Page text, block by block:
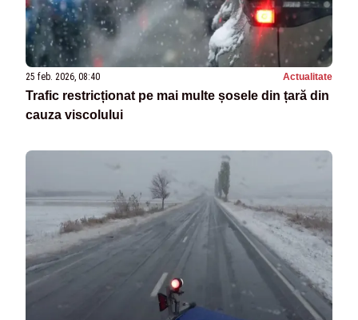
25 feb. 2026, 08:40 Actualitate
Trafic restricționat pe mai multe șosele din țară din
cauza viscolului